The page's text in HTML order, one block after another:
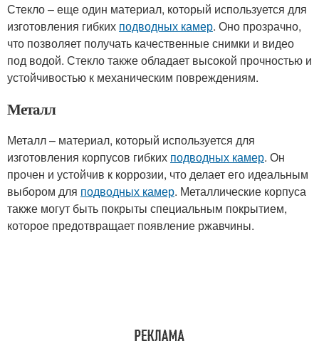
Стекло – еще один материал, который используется для
изготовления гибких подводных камер. Оно прозрачно,
что позволяет получать качественные снимки и видео
под водой. Стекло также обладает высокой прочностью и
устойчивостью к механическим повреждениям.
Металл
Металл – материал, который используется для
изготовления корпусов гибких подводных камер. Он
прочен и устойчив к коррозии, что делает его идеальным
выбором для подводных камер. Металлические корпуса
также могут быть покрыты специальным покрытием,
которое предотвращает появление ржавчины.